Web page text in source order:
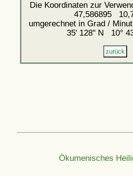
Die Koordinaten zur
47,586895
umgerechnet in Grad /
35' 128'' N 10°
Ökumenisches